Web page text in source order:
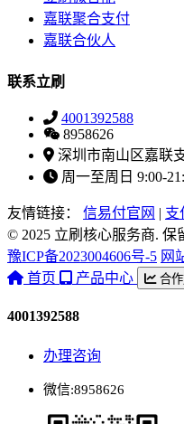
嘉联聚合支付
嘉联合伙人
联系立刷
4001392588
8958626
深圳市南山区嘉联
周一至周日 9:00-
友情链接： 信易付官网 | 支
© 2025 立刷核心服务商. 保
豫ICP备2023004606号-5 网
首页
产品中心 合
4001392588
办理咨询
微信:8958626